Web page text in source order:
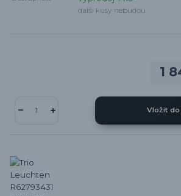
další kusy nebudou
1
Vložit